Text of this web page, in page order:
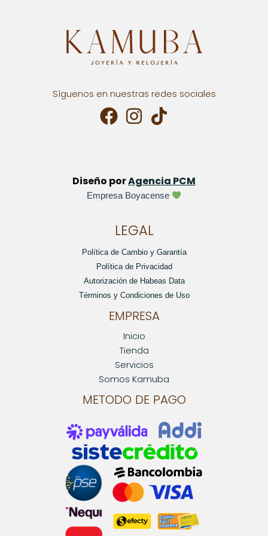
Síguenos en nuestras redes sociales
Diseño porAgencia PCM
Empresa Boyacense
LEGAL
Política de Cambio y Garantía
Política de Privacidad
Autorización de Habeas Data
Términos y Condiciones de Uso
EMPRESA
Inicio
Tienda
Servicios
Somos Kamuba
METODO DE PAGO